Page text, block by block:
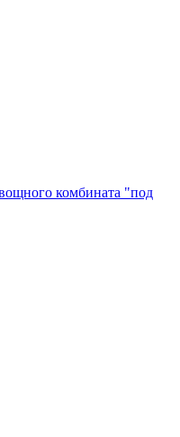
комбината "под